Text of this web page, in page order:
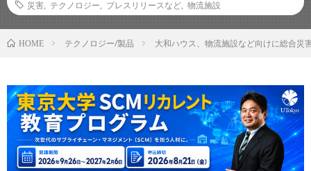
災害
テクノロジー プレスリリースなど 物流施設
HOME テクノロジー/製品 大和ハウス、物流施設など向けに総合災